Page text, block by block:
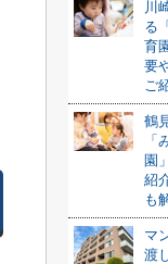
川
る
育
要
ご
鶴
「
園
紹
も
マ
渡